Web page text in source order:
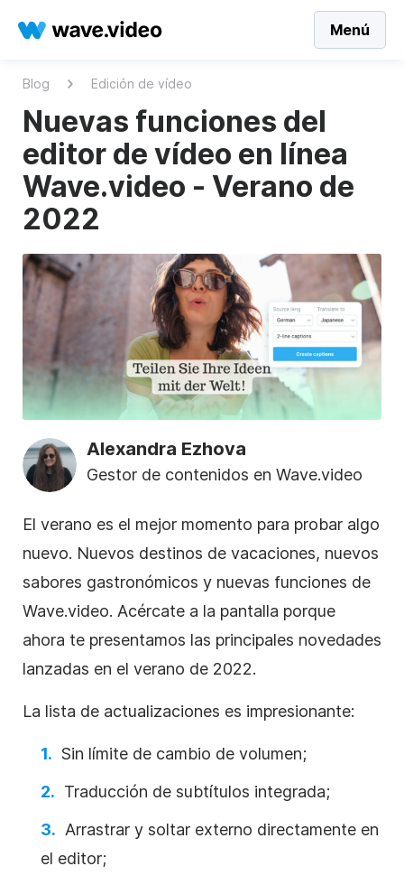
Menú
Blog Edición de vídeo
Nuevas funciones del
editor de vídeo en línea
Wave.video - Verano de
2022
Alexandra Ezhova
Gestor de contenidos en Wave.video
El verano es el mejor momento para probar algo
nuevo. Nuevos destinos de vacaciones, nuevos
sabores gastronómicos y nuevas funciones de
Wave.video. Acércate a la pantalla porque
ahora te presentamos las principales novedades
lanzadas en el verano de 2022.
La lista de actualizaciones es impresionante:
Sin límite de cambio de volumen;
Traducción de subtítulos integrada;
Arrastrar y soltar externo directamente en
el editor;